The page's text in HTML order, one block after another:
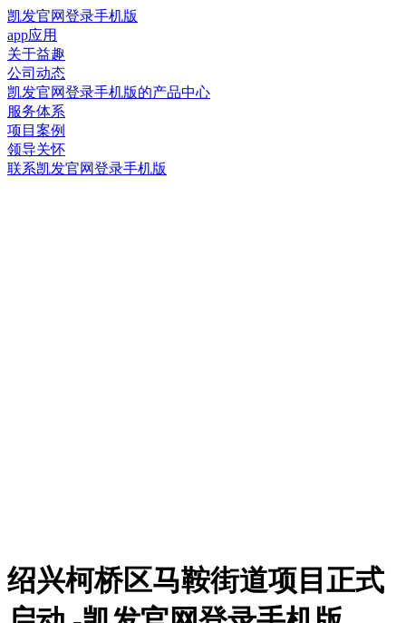
凯发官网登录手机版
app应用
关于益趣
公司动态
凯发官网登录手机版的产品中心
服务体系
项目案例
领导关怀
联系凯发官网登录手机版
绍兴柯桥区马鞍街道项目正式